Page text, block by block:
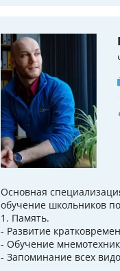
Основная
обучение школьников
1. Память.
- Развитие
- Обучение
- Запоминание всех